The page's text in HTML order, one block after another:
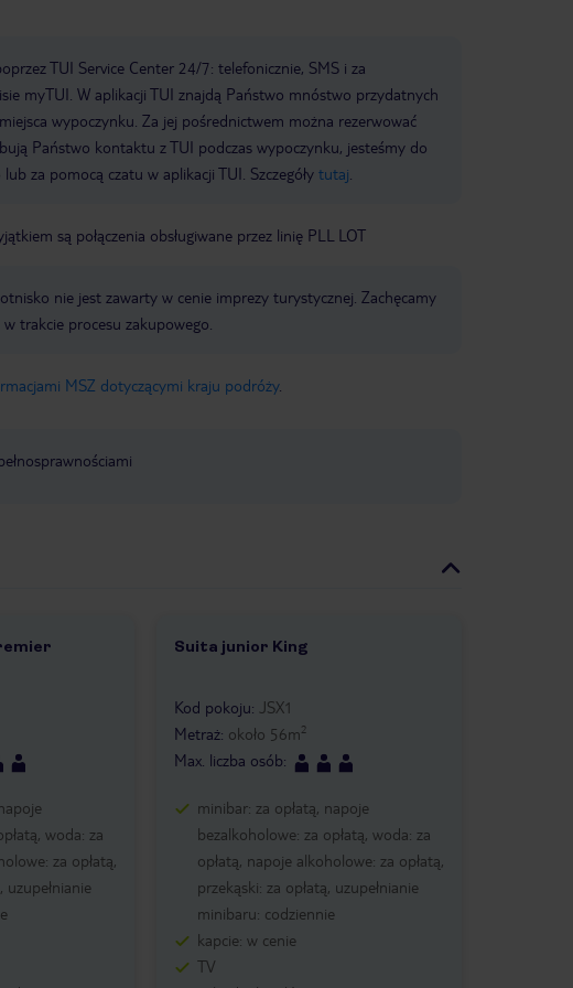
TUI Service Center 24/7: telefonicznie, SMS i za
myTUI. W aplikacji TUI znajdą Państwo mnóstwo przydatnych
wypoczynku. Za jej pośrednictwem można rezerwować
Państwo kontaktu z TUI podczas wypoczynku, jesteśmy do
za pomocą czatu w aplikacji TUI. Szczegóły tutaj
są połączenia obsługiwane przez linię PLL LOT
nie jest zawarty w cenie imprezy turystycznej. Zachęcamy
trakcie procesu zakupowego.
MSZ dotyczącymi kraju podróży.
woda: za
za opłatą,
uzupełnianie
Suita junior King
1 /3
Kod pokoju: JSX1
Metraż: około 56m2
Max. liczba osób:
minibar: za opłatą, napoje
bezalkoholowe: za opłatą, woda: za
opłatą, napoje alkoholowe: za opłatą,
przekąski: za opłatą, uzupełnianie
minibaru: codziennie
kapcie: w cenie
TV